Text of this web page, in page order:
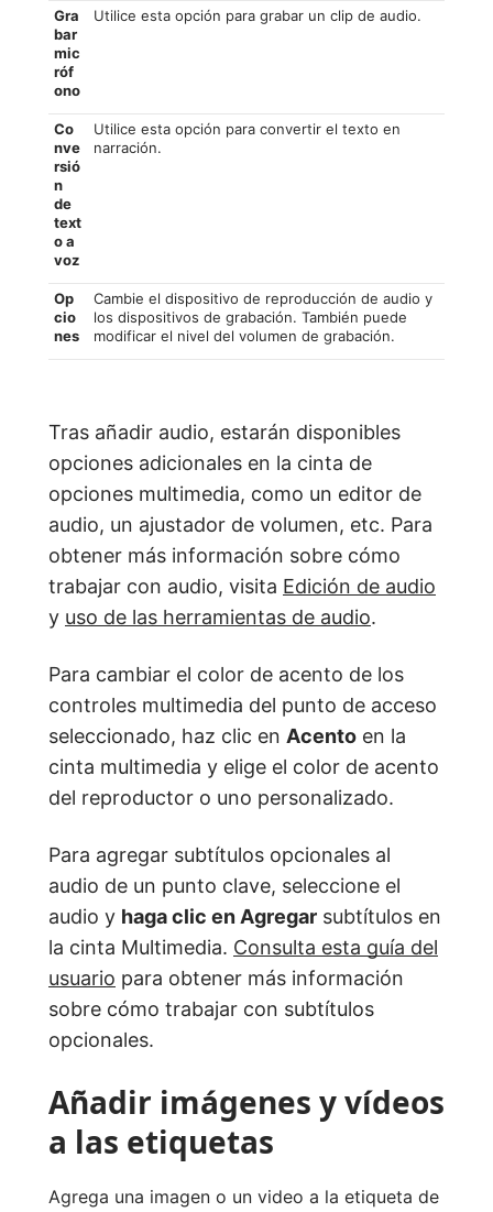
Gra
bar
mic
róf
ono
Utilice esta opción para grabar un clip de audio.
Co
nve
rsió
n
de
text
o a
voz
Utilice esta opción para convertir el texto en
narración.
Op
cio
nes
Cambie el dispositivo de reproducción de audio y
los dispositivos de grabación. También puede
modificar el nivel del volumen de grabación.
Tras añadir audio, estarán disponibles
opciones adicionales en la cinta de
opciones multimedia, como un editor de
audio, un ajustador de volumen, etc. Para
obtener más información sobre cómo
trabajar con audio, visita Edición de audio
y uso de las herramientas de audio.
Para cambiar el color de acento de los
controles multimedia del punto de acceso
seleccionado, haz clic en Acento en la
cinta multimedia y elige el color de acento
del reproductor o uno personalizado.
Para agregar subtítulos opcionales al
audio de un punto clave, seleccione el
audio y haga clic en Agregar subtítulos en
la cinta Multimedia. Consulta esta guía del
usuario para obtener más información
sobre cómo trabajar con subtítulos
opcionales.
Añadir imágenes y vídeos
a las etiquetas
Agrega una imagen o un video a la etiqueta de